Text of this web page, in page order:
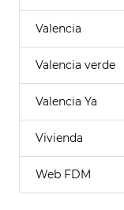
Valencia
Valencia verde
Valencia Ya
Vivienda
Web FDM